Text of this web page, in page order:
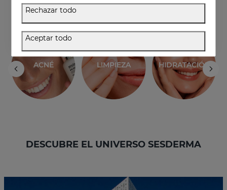
ACNÉ LIMPIEZA HIDRATACIÓN
DESCUBRE EL UNIVERSO SESDERMA
Rechazar todo
Aceptar todo